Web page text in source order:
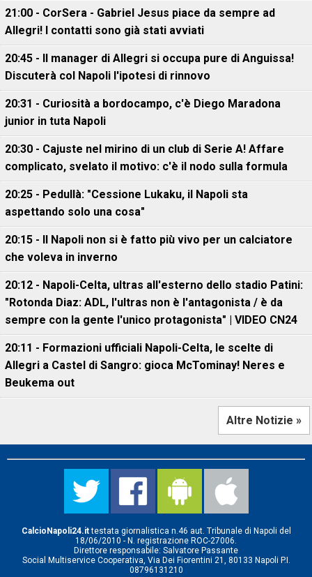
21:00 - CorSera - Gabriel Jesus piace da sempre ad
Allegri! I contatti sono già stati avviati
20:45 - Il manager di Allegri si occupa pure di Anguissa!
Discuterà col Napoli l'ipotesi di rinnovo
20:31 - Curiosità a bordocampo, c'è Diego Maradona
junior in tuta Napoli
20:30 - Cajuste nel mirino di un club di Serie A! Affare
complicato, svelato il motivo: c'è il nodo sulla formula
20:25 - Pedullà: "Cessione Lukaku, il Napoli sta
aspettando solo una cosa"
20:15 - Il Napoli non si è fatto più vivo per un calciatore
che voleva in inverno
20:12 - Napoli-Celta, ultras all'esterno dello stadio Patini:
"Rotonda Diaz: ADL, l'ultras non è l'antagonista / è da
sempre con la gente l'unico protagonista" | VIDEO CN24
20:11 - Formazioni ufficiali Napoli-Celta, le scelte di
Allegri a Castel di Sangro: gioca McTominay! Neres e
Beukema out
Altre Notizie »
CalcioNapoli24.ittestata giornalistica n.46 aut. Tribunale di Napoli del
18/06/2010 - N. registrazione ROC-27006.
Direttore responsabile: Salvatore Passante
Social Multiservice Cooperativa, Via Dei Fiorentini 21, 80133 Napoli P.I.
08796131210